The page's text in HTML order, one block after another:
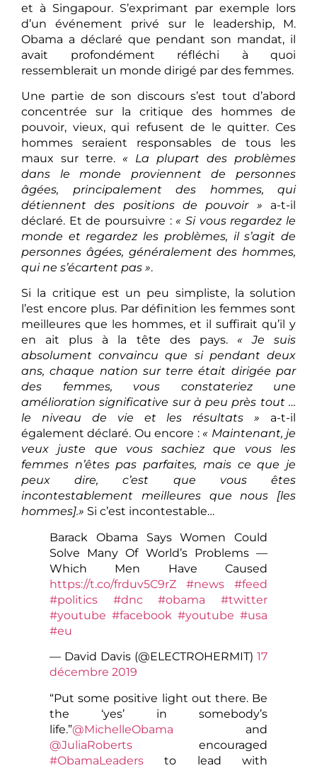
et à Singapour. S’exprimant par exemple lors
d’un événement privé sur le leadership, M.
Obama a déclaré que pendant son mandat, il
avait profondément réfléchi à quoi
ressemblerait un monde dirigé par des femmes.
Une partie de son discours s’est tout d’abord
concentrée sur la critique des hommes de
pouvoir, vieux, qui refusent de le quitter. Ces
hommes seraient responsables de tous les
maux sur terre. « La plupart des problèmes
dans le monde proviennent de personnes
âgées, principalement des hommes, qui
détiennent des positions de pouvoir » a-t-il
déclaré. Et de poursuivre : « Si vous regardez le
monde et regardez les problèmes, il s’agit de
personnes âgées, généralement des hommes,
qui ne s’écartent pas ».
Si la critique est un peu simpliste, la solution
l’est encore plus. Par définition les femmes sont
meilleures que les hommes, et il suffirait qu’il y
en ait plus à la tête des pays. « Je suis
absolument convaincu que si pendant deux
ans, chaque nation sur terre était dirigée par
des femmes, vous constateriez une
amélioration significative sur à peu près tout …
le niveau de vie et les résultats » a-t-il
également déclaré. Ou encore : « Maintenant, je
veux juste que vous sachiez que vous les
femmes n’êtes pas parfaites, mais ce que je
peux dire, c’est que vous êtes
incontestablement meilleures que nous [les
hommes].» Si c’est incontestable…
Barack Obama Says Women Could
Solve Many Of World’s Problems —
Which Men Have Caused
https://t.co/frduv5C9rZ
#news
#feed
#politics
#dnc #obama
#twitter
#youtube #facebook #youtube #usa
#eu
— David Davis (@ELECTROHERMIT) 17
décembre 2019
“Put some positive light out there. Be
the ‘yes’ in somebody’s
life.”@MichelleObama and
@JuliaRoberts encouraged
#ObamaLeaders to lead with